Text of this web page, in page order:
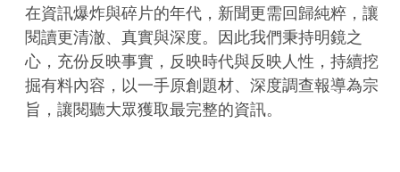
在資訊爆炸與碎片的年代，新聞更需回歸純粹，讓
閱讀更清澈、真實與深度。因此我們秉持明鏡之
心，充份反映事實，反映時代與反映人性，持續挖
掘有料內容，以一手原創題材、深度調查報導為宗
旨，讓閱聽大眾獲取最完整的資訊。